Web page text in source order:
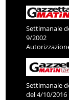
Settimanale
9/2002
Settimanale
del 4/10/2016